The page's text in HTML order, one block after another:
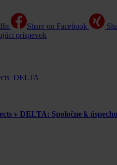
Share on Facebook
príspevok
v DELTA: Spoločne k